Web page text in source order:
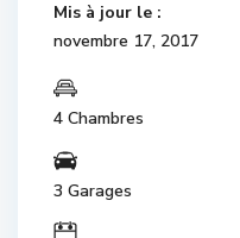
Mis à jour le :
novembre 17, 2017
4 Chambres
3 Garages